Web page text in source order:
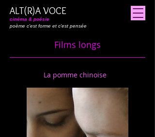
ALT(R)A VOCE
cinéma & poésie
poème c'est forme et c'est pensée
Films longs
La pomme chinoise